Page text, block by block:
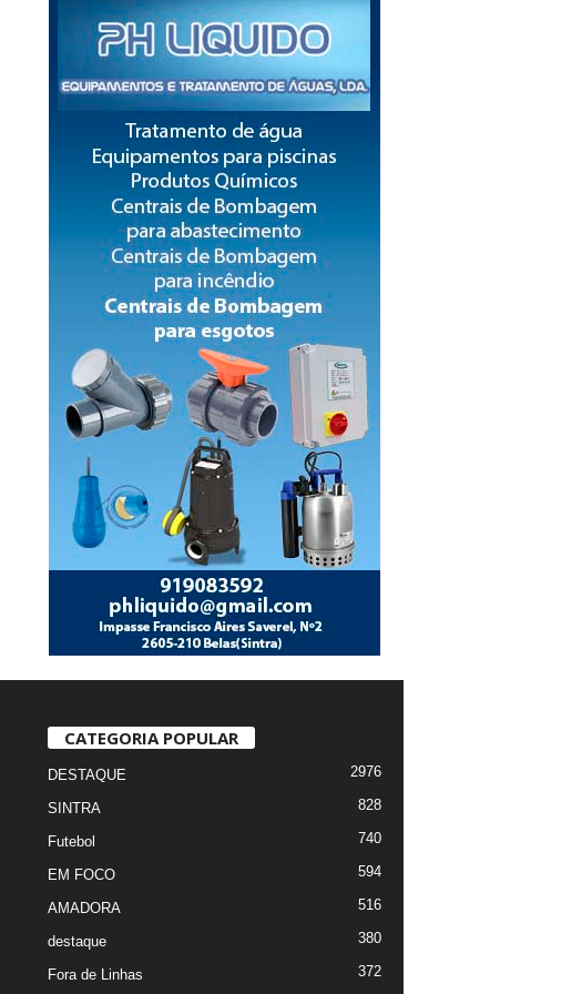
CATEGORIA POPULAR
DESTAQUE 2976
SINTRA 828
Futebol 740
EM FOCO 594
AMADORA 516
destaque 380
Fora de Linhas 372